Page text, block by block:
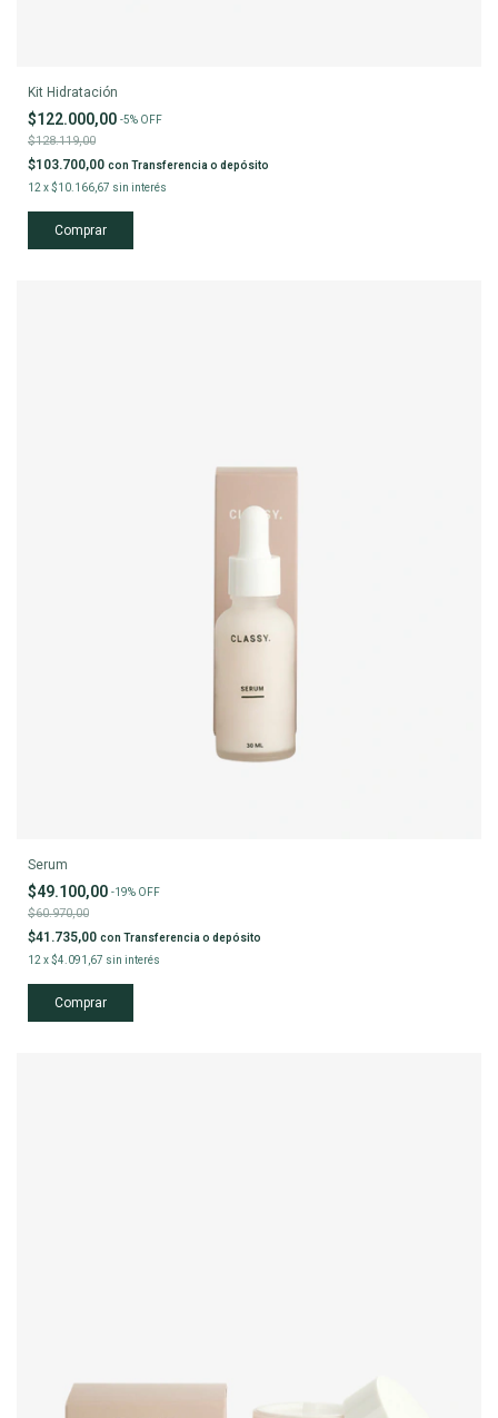
Kit Hidratación
$122.000,00 -5% OFF
$128.119,00
$103.700,00 con Transferencia o depósito
12 x$10.166,67 sin interés
Serum
$49.100,00 -19% OFF
$60.970,00
$41.735,00 con Transferencia o depósito
12 x$4.091,67 sin interés